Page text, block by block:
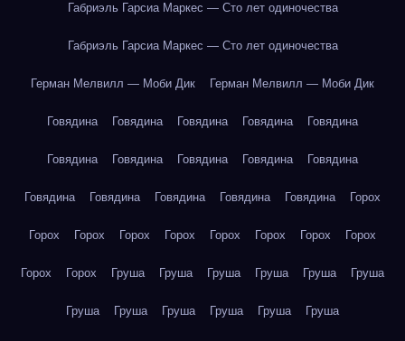
Габриэль Гарсиа Маркес — Сто лет одиночества
Габриэль Гарсиа Маркес — Сто лет одиночества
Герман Мелвилл — Моби Дик Герман Мелвилл — Моби Дик
Говядина Говядина Говядина Говядина Говядина
Говядина Говядина Говядина Говядина Говядина
Говядина Говядина Говядина Говядина Говядина Горох
Горох Горох Горох Горох Горох Горох Горох Горох
Горох Горох Груша Груша Груша Груша Груша Груша
Груша Груша Груша Груша Груша Груша